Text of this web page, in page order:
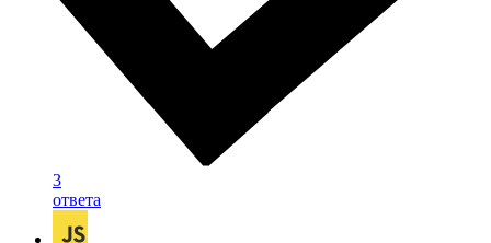
3
ответа